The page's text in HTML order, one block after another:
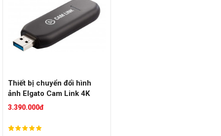
Thiết bị chuyển đổi hình
ảnh Elgato Cam Link 4K
3.390.000đ